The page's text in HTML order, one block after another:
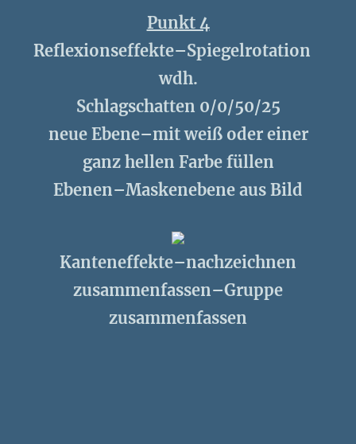
Punkt 4
Reflexionseffekte–Spiegelrotation
wdh.
Schlagschatten 0/0/50/25
neue Ebene–mit weiß oder einer
ganz hellen Farbe füllen
Ebenen–Maskenebene aus Bild
Kanteneffekte–nachzeichnen
zusammenfassen–Gruppe
zusammenfassen